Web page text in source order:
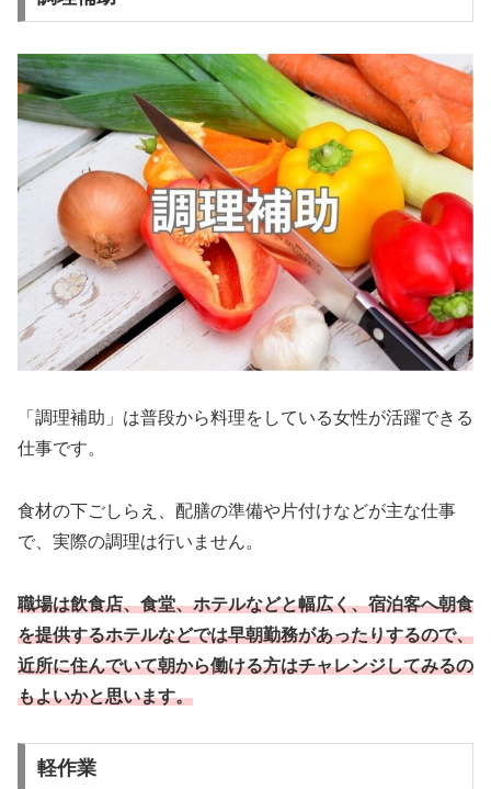
「調理補助」は普段から料理をしている女性が活躍できる
仕事です。
食材の下ごしらえ、配膳の準備や片付けなどが主な仕事
で、実際の調理は行いません。
職場は飲食店、食堂、ホテルなどと幅広く、宿泊客へ朝食
を提供するホテルなどでは早朝勤務があったりするので、
近所に住んでいて朝から働ける方はチャレンジしてみるの
もよいかと思います。
軽作業